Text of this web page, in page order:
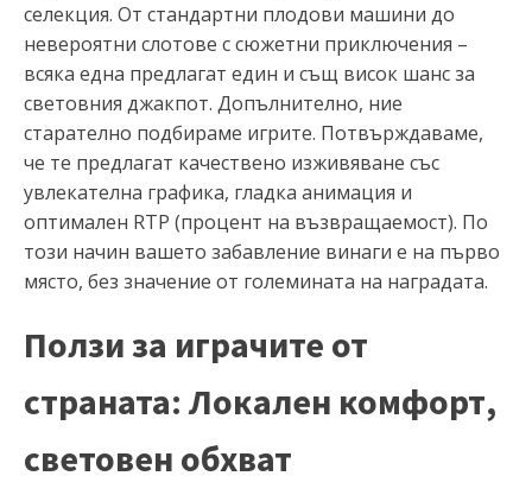
селекция. От стандартни плодови машини до
невероятни слотове с сюжетни приключения –
всяка една предлагат един и същ висок шанс за
световния джакпот. Допълнително, ние
старателно подбираме игрите. Потвърждаваме,
че те предлагат качествено изживяване със
увлекателна графика, гладка анимация и
оптимален RTP (процент на възвращаемост). По
този начин вашето забавление винаги е на първо
място, без значение от големината на наградата.
Ползи за играчите от
страната: Локален комфорт,
световен обхват